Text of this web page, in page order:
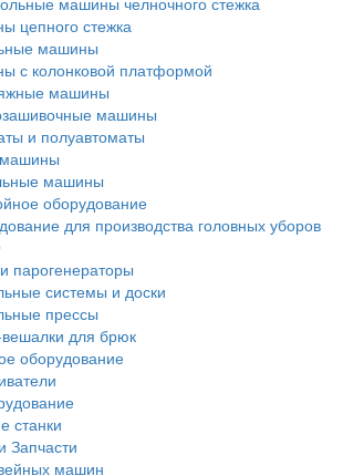
цепного стежка
машины
с колонковой платформой
машины
машины
и полуавтоматы
машины
оборудование
для производства головных уборов
парогенераторы
системы и доски
прессы
для брюк
оборудование
станки
Запчасти
машин